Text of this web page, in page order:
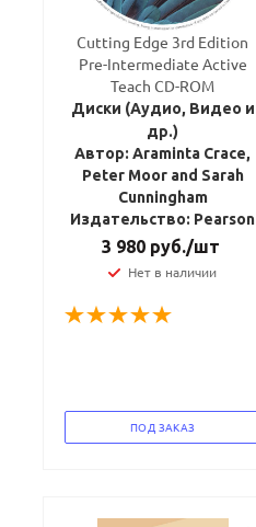
Cutting Edge 3rd Edition
Pre-Intermediate Active
Teach CD-ROM
Диски (Аудио, Видео и
др.)
Автор: Araminta Crace,
Peter Moor and Sarah
Cunningham
Издательство: Pearson
3 980руб./шт
Нет в наличии
ПОД ЗАКАЗ